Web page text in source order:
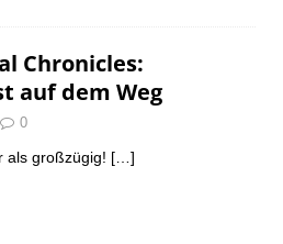
Chronicles:
auf dem Weg
0
als großzügig! […]